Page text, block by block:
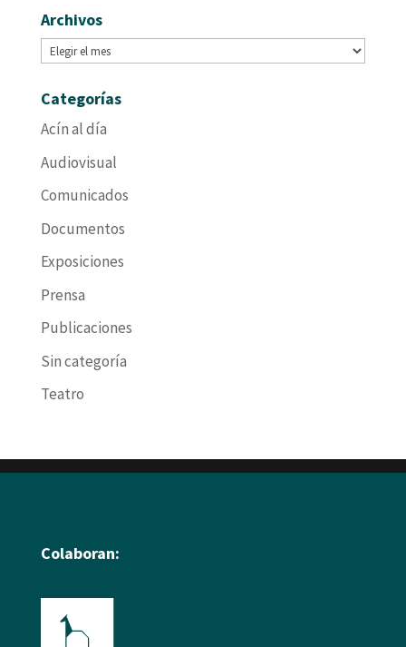
Archivos
Archivos
Categorías
Acín al día
Audiovisual
Comunicados
Documentos
Exposiciones
Prensa
Publicaciones
Sin categoría
Teatro
Colaboran: